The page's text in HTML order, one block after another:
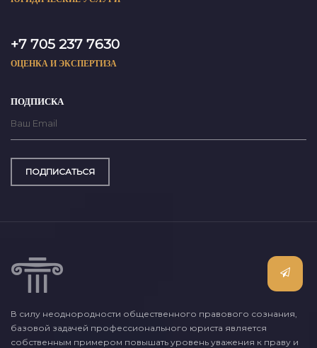
+7 705 237 7630
ОЦЕНКА И ЭКСПЕРТИЗА
ПОДПИСКА
ПОДПИСАТЬСЯ
В силу неоднородности общественного правового сознания,
базовой задачей профессионального юриста является
собственным примером повышать уровень уважения к праву и